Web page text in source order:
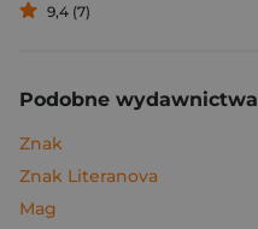
9,4 (7)
Podobne wydawnictwa
Znak
Znak Literanova
Mag